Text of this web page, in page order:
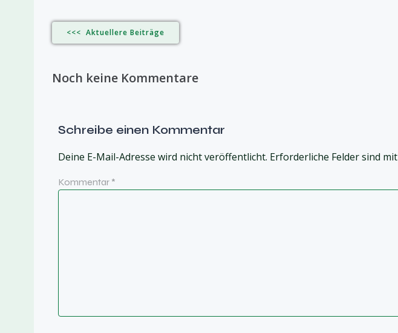
<<< Aktuellere Beiträge
Noch keine Kommentare
Schreibe einen Kommentar
Deine E-Mail-Adresse wird nicht veröffentlicht. Erforderliche Felder sind mit
Kommentar *